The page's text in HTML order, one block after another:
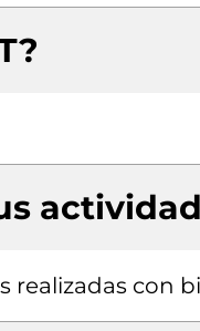
realizadas con